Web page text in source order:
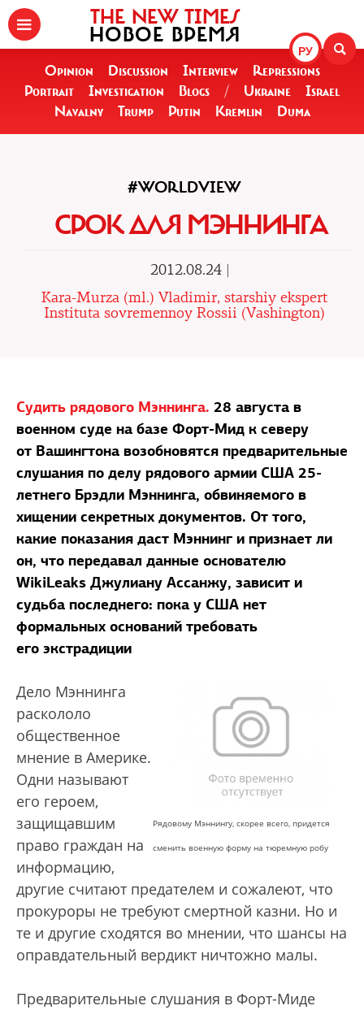
РУ
THE NEW TIMES
НОВОЕ ВРЕМЯ
Opinion Discussion Interview
Repressions
Portrait
Investigation Blogs / Ukraine
Israel
Navalny
Trump Putin Kremlin Duma
#WORLDVIEW
СРОК ДЛЯ МЭННИНГА
2012.08.24 |
Kara-Murza (ml.) Vladimir, starshiy ekspert
Instituta sovremennoy Rossii (Vashington)
Судить рядового Мэннинга. 28 августа в
военном суде на базе Форт-Мид к северу
от Вашингтона возобновятся предварительные
слушания по делу рядового армии США 25-
летнего Брэдли Мэннинга, обвиняемого в
хищении секретных документов. От того,
какие показания даст Мэннинг и признает ли
он, что передавал данные основателю
WikiLeaks Джулиану Ассанжу, зависит и
судьба последнего: пока у США нет
формальных оснований требовать
его экстрадиции
Рядовому Мэннингу, скорее всего, придется
сменить военную форму на тюремную робу
Дело Мэннинга
раскололо
общественное
мнение в Америке.
Одни называют
его героем,
защищавшим
право граждан на
информацию,
другие считают предателем и сожалеют, что
прокуроры не требуют смертной казни. Но и
те и другие сходятся во мнении, что шансы на
оправдательный вердикт ничтожно малы.
Предварительные слушания в Форт-Миде